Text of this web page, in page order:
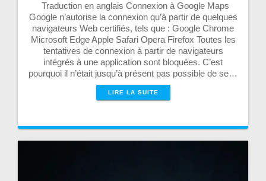
Traduction en anglais Connexion à Google Maps
Google n’autorise la connexion qu’à partir de quelques
navigateurs Web certifiés, tels que : Google Chrome
Microsoft Edge Apple Safari Opera Firefox Toutes les
tentatives de connexion à partir de navigateurs
intégrés à une application sont bloquées. C’est
pourquoi il n’était jusqu’à présent pas possible de se…
LIRE LA SUITE